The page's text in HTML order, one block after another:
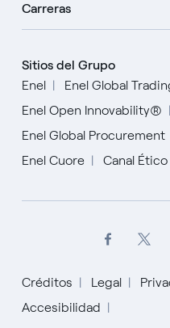
Carreras
Sitios del Grupo
Enel
Enel Global
Enel Open Innovability®
Enel Global Procurement
Enel Cuore
Canal Ético
Créditos Legal
Accesibilidad